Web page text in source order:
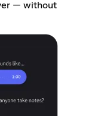
— without